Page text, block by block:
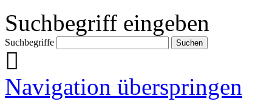
Suchbegriff eingeben
Suchbegriffe
Navigation überspringen